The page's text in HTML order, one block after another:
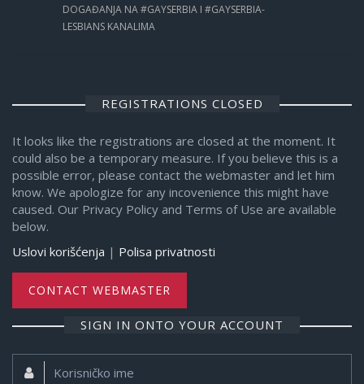
DOGAĐANJA NA #GAYSERBIA I #GAYSERBIA-
LESBIANS KANALIMA
REGISTRATIONS CLOSED
It looks like the registrations are closed at the moment. It
could also be a temporary measure. If you believe this is a
possible error, please contact the webmaster and let him
know. We apologize for any incovenience this might have
caused. Our Privacy Policy and Terms of Use are available
below.
Uslovi korišćenja | Polisa privatnosti
CONTACT WEBMASTER
SIGN IN ONTO YOUR ACCOUNT
Korisničko